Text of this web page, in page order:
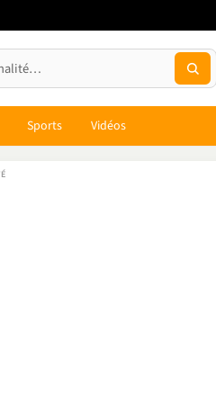
Sports Vidéos